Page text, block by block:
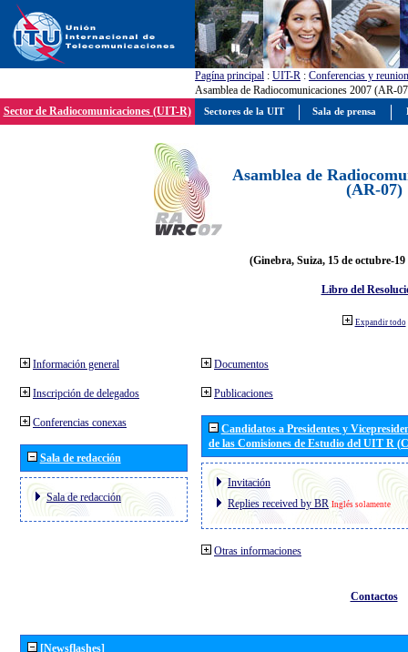
Pagína principal : UIT-R : Conferencias y
Asamblea de Radiocomunicaciones 2007 (AR-
Sector de Radiocomunicaciones (UIT-R)
Asamblea de
(AR-07)
(Ginebra, Suiza, 15 de octubre-19
Libro del
Expandir todo
Información general
Inscripción de delegados
Conferencias conexas
Sala de redacción
Sala de redacción
Documentos
Publicaciones
Candidatos a Presidentes y
de las Comisiones de Estudio del UIT R
Invitación
Replies received by BR Inglés solamente
Otras informaciones
Contactos
[Newsflashes]
Sectores de la UIT Sala de prensa